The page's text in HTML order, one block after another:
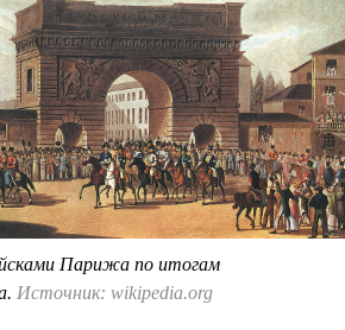
Парижа по итогам
Источник: wikipedia.org